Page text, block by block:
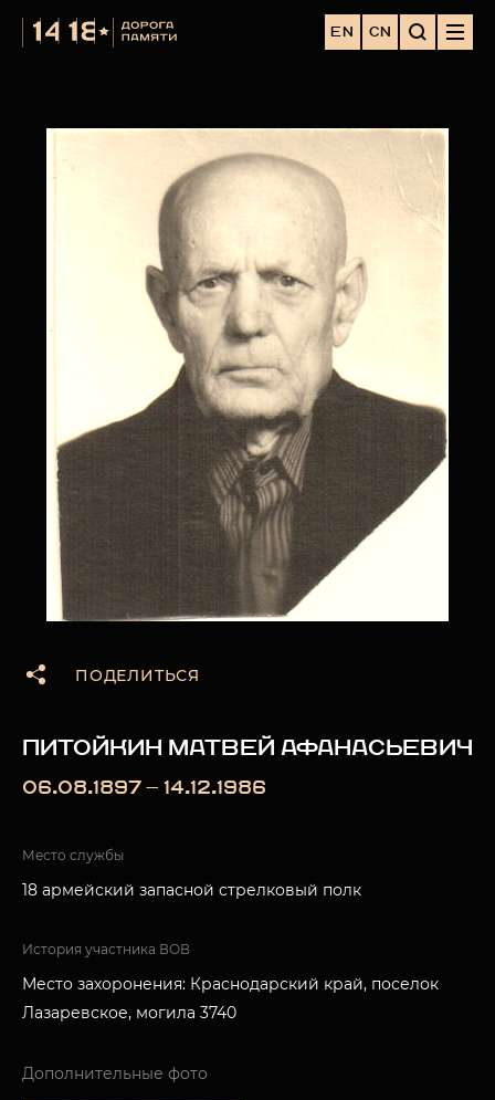
EN CN
ПОДЕЛИТЬСЯ
ПИТОЙКИН МАТВЕЙ АФАНАСЬЕВИЧ
06.08.1897 — 14.12.1986
Место службы
18 армейский запасной стрелковый полк
История участника ВОВ
Место захоронения: Краснодарский край, поселок
Лазаревское, могила 3740
Дополнительные фото